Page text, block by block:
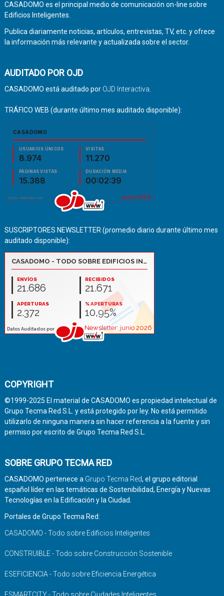
CASADOMO es el principal medio de comunicación on-line sobre
Edificios Inteligentes.
Publica diariamente noticias, artículos, entrevistas, TV, etc. y ofrece
la información más relevante y actualizada sobre el sector.
AUDITADO POR OJD
CASADOMO está auditado por OJD Interactiva.
TRÁFICO WEB (durante último mes auditado disponible):
SUSCRIPTORES NEWSLETTER (promedio diario durante último mes
auditado disponible):
COPYRIGHT
©1999-2025 El material de CASADOMO es propiedad intelectual de
Grupo Tecma Red S.L. y está protegido por ley. No está permitido
utilizarlo de ninguna manera sin hacer referencia a la fuente y sin
permiso por escrito de Grupo Tecma Red S.L.
SOBRE GRUPO TECMA RED
CASADOMO pertenece a Grupo Tecma Red, el grupo editorial
español líder en las temáticas de Sostenibilidad, Energía y Nuevas
Tecnologías en la Edificación y la Ciudad.
Portales de Grupo Tecma Red:
CASADOMO - Todo sobre Edificios Inteligentes
CONSTRUIBLE - Todo sobre Construcción Sostenible
ESEFICIENCIA - Todo sobre Eficiencia Energética